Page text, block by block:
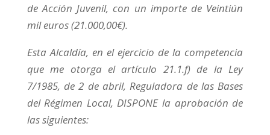
de Acción Juvenil, con un importe de Veintiún
mil euros (21.000,00€).
Esta Alcaldía, en el ejercicio de la competencia
que me otorga el artículo 21.1.f) de la Ley
7/1985, de 2 de abril, Reguladora de las Bases
del Régimen Local, DISPONE la aprobación de
las siguientes: